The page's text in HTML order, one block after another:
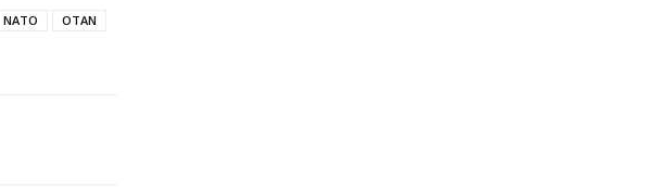
NATO
OTAN